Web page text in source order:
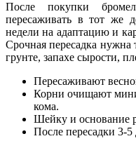
После покупки
пересаживать в тот же
недели на адаптацию и
Срочная пересадка нужна
грунте, запахе сырости,
Пересаживают
Корни очищают
кома.
Шейку и основание
После пересадки 3-